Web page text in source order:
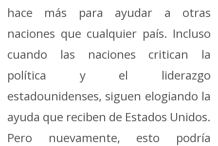
hace más para ayudar a otras
naciones que cualquier país. Incluso
cuando las naciones critican la
política y el liderazgo
estadounidenses, siguen elogiando la
ayuda que reciben de Estados Unidos.
Pero nuevamente, esto podría